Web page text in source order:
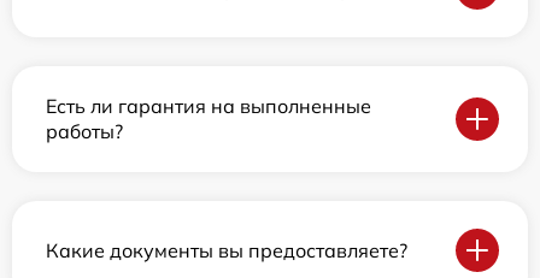
Есть ли гарантия на выполненные
работы?
Какие документы вы предоставляете?